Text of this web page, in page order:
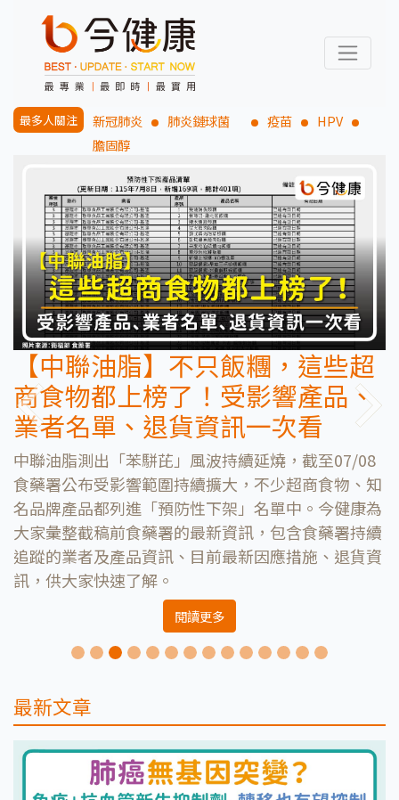
最多人關注 新冠肺炎 肺炎鏈球菌 疫苗
HPV
膽固醇
油脂】不只飯糰，這些超
都上榜了！受影響產品、
單、退貨資訊一次看
測出「苯駢芘」風波持續延燒，截至07/08
布受影響範圍持續擴大，不少超商食物、知
品都列進「預防性下架」名單中。今健康為
截稿前食藥署的最新資訊，包含食藥署持續
者及產品資訊、目前最新因應措施、退貨資
家快速了解。
抗藍
詳解
要
配眼鏡時
有人說可
變等等。
用？我適
說。
Previous Next
最新文章